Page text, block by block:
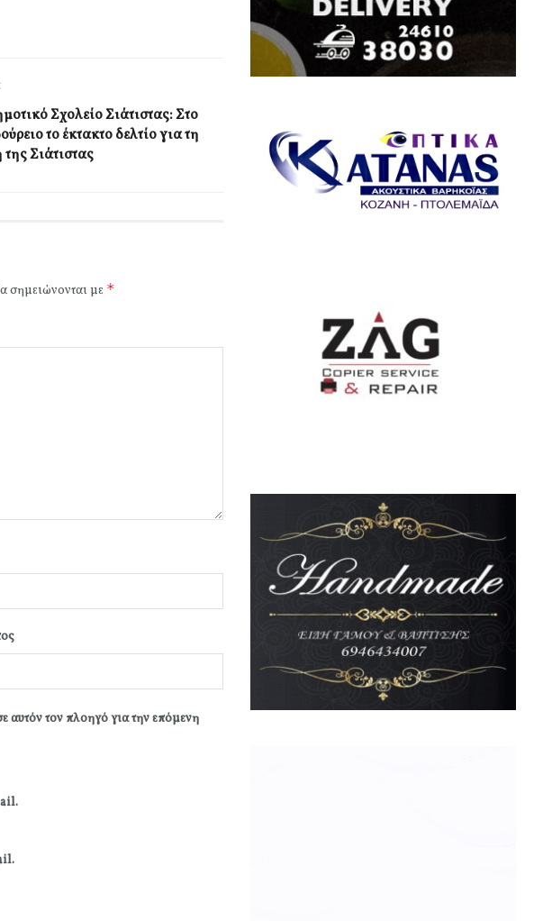
Σχολείο Σιάτιστας: Στο
το έκτακτο δελτίο για τη
Σιάτιστας
σημειώνονται με *
τον πλοηγό για την επόμενη